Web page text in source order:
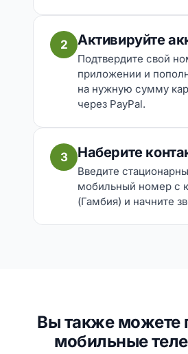
2 Активируйте
Подтвердите свой
приложении и
на нужную сумму
через PayPal.
3 Наберите
Введите
мобильный номер с
(Гамбия) и начните
Вы также можете
мобильные